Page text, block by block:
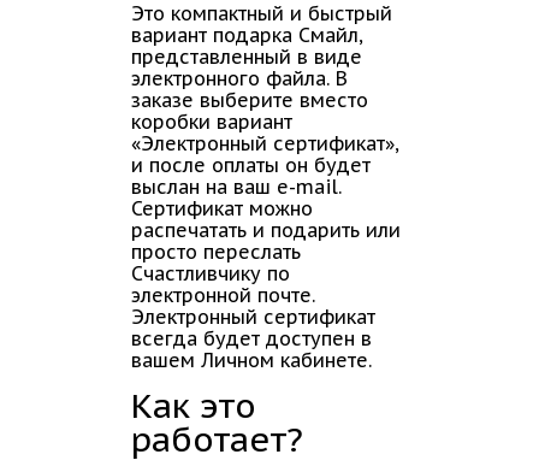
Это компактный и быстрый
вариант подарка Смайл,
представленный в виде
электронного файла. В
заказе выберите вместо
коробки вариант
«Электронный сертификат»,
и после оплаты он будет
выслан на ваш e-mail.
Сертификат можно
распечатать и подарить или
просто переслать
Счастливчику по
электронной почте.
Электронный сертификат
всегда будет доступен в
вашем Личном кабинете.
Как это
работает?